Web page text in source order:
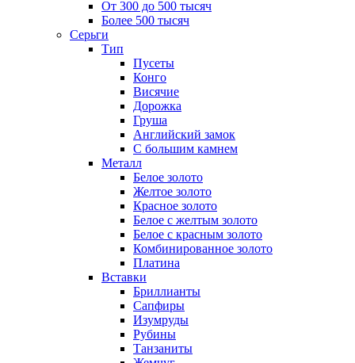
От 300 до 500 тысяч
Более 500 тысяч
Серьги
Тип
Пусеты
Конго
Висячие
Дорожка
Груша
Английский замок
С большим камнем
Металл
Белое золото
Желтое золото
Красное золото
Белое с желтым золото
Белое с красным золото
Комбинированное золото
Платина
Вставки
Бриллианты
Сапфиры
Изумруды
Рубины
Танзаниты